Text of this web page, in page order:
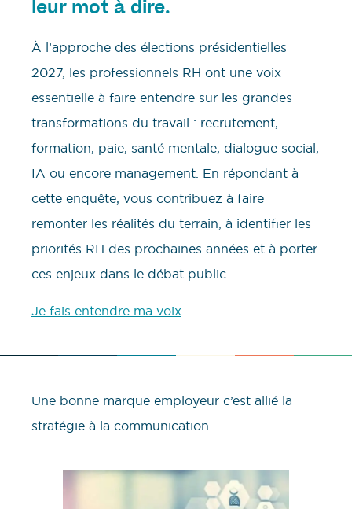
leur mot à dire.
À l’approche des élections présidentielles
2027, les professionnels RH ont une voix
essentielle à faire entendre sur les grandes
transformations du travail : recrutement,
formation, paie, santé mentale, dialogue social,
IA ou encore management. En répondant à
cette enquête, vous contribuez à faire
remonter les réalités du terrain, à identifier les
priorités RH des prochaines années et à porter
ces enjeux dans le débat public.
Je fais entendre ma voix
Une bonne marque employeur c’est allié la
stratégie à la communication.